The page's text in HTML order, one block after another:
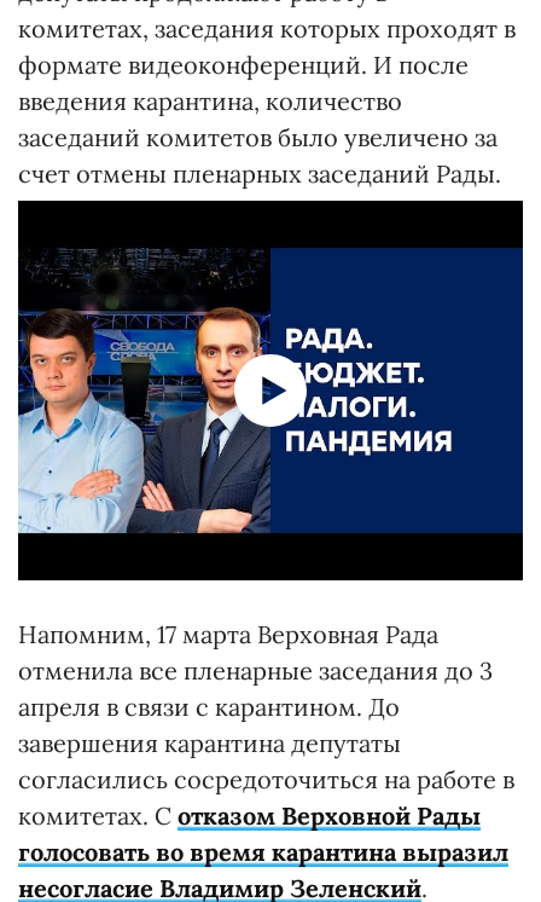
комитетах, заседания которых проходят в
формате видеоконференций. И после
введения карантина, количество
заседаний комитетов было увеличено за
счет отмены пленарных заседаний Рады.
Напомним, 17 марта Верховная Рада
отменила все пленарные заседания до 3
апреля в связи с карантином. До
завершения карантина депутаты
согласились сосредоточиться на работе в
комитетах. С отказом Верховной Рады
голосовать во время карантина выразил
несогласие Владимир Зеленский.